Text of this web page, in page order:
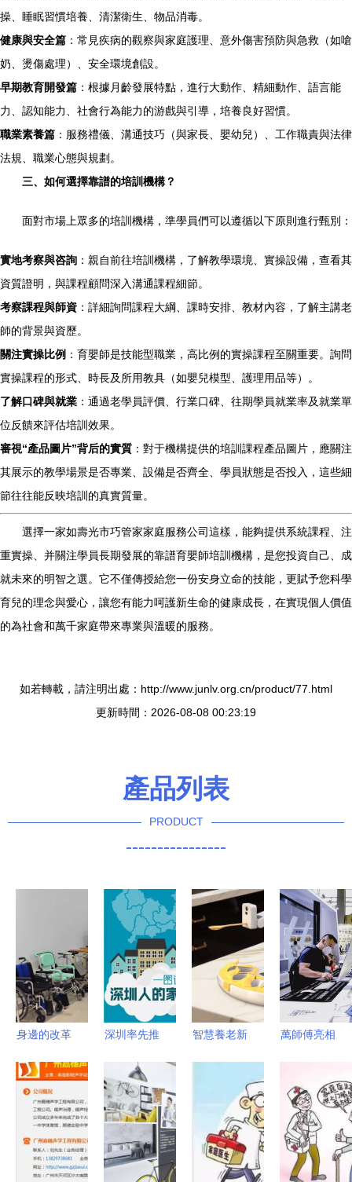
操、睡眠習慣培養、清潔衛生、物品消毒。
健康與安全篇 ：常見疾病的觀察與家庭護理、意外傷害預防與急救（如嗆
奶、燙傷處理）、安全環境創設。
早期教育開發篇 ：根據月齡發展特點，進行大動作、精細動作、語言能
力、認知能力、社會行為能力的游戲與引導，培養良好習慣。
職業素養篇 ：服務禮儀、溝通技巧（與家長、嬰幼兒）、工作職責與法律
法規、職業心態與規劃。
三、如何選擇靠譜的培訓機構？
面對市場上眾多的培訓機構，準學員們可以遵循以下原則進行甄別：
實地考察與咨詢 ：親自前往培訓機構，了解教學環境、實操設備，查看其
資質證明，與課程顧問深入溝通課程細節。
考察課程與師資 ：詳細詢問課程大綱、課時安排、教材內容，了解主講老
師的背景與資歷。
關注實操比例 ：育嬰師是技能型職業，高比例的實操課程至關重要。詢問
實操課程的形式、時長及所用教具（如嬰兒模型、護理用品等）。
了解口碑與就業 ：通過老學員評價、行業口碑、往期學員就業率及就業單
位反饋來評估培訓效果。
審視“產品圖片”背后的實質 ：對于機構提供的培訓課程產品圖片，應關注
其展示的教學場景是否專業、設備是否齊全、學員狀態是否投入，這些細
節往往能反映培訓的真實質量。
選擇一家如壽光市巧管家家庭服務公司這樣，能夠提供系統課程、注
重實操、并關注學員長期發展的靠譜育嬰師培訓機構，是您投資自己、成
就未來的明智之選。它不僅傳授給您一份安身立命的技能，更賦予您科學
育兒的理念與愛心，讓您有能力呵護新生命的健康成長，在實現個人價值
的為社會和萬千家庭帶來專業與溫暖的服務。
如若轉載，請注明出處：http://www.junlv.org.cn/product/77.html
更新時間：2026-08-08 00:23:19
產品列表
PRODUCT
----------------
身邊的改革
護理保險讓
更多人“老
有所護”家
庭服務解憂
深圳率先推
服務規范，
明天起實
施！關于家
庭醫生，你
需要了解這
智慧養老新
機器人”為
億萬家庭帶
來福音
萬師傅亮相
會 家居售
后服務產品
引領行業新
趨勢